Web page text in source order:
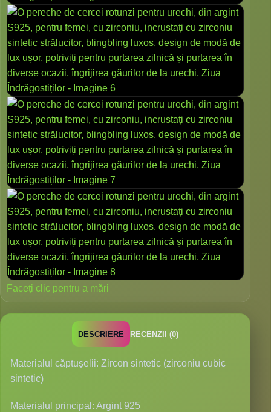
Faceți clic pentru a mări
DESCRIERE RECENZII (0)
Materialul căptușelii: Zircon sintetic (zirconiu cubic
sintetic)
Materialul principal: Argint 925